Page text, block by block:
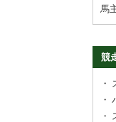
馬
競
・
・
・